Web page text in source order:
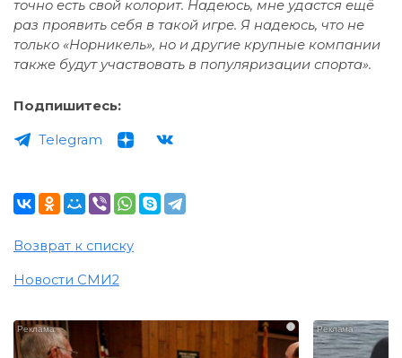
точно есть свой колорит. Надеюсь, мне удастся ещё
раз проявить себя в такой игре. Я надеюсь, что не
только «Норникель», но и другие крупные компании
также будут участвовать в популяризации спорта».
Подпишитесь:
Telegram
Возврат к списку
Новости СМИ2
i